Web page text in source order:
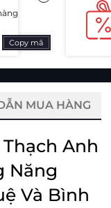
Copy mã
MUA HÀNG
Anh
Năng
Và Bình